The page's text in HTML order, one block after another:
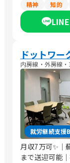
精神 知的
ドットワ
内房線・外房線
就労継続支援
月収7万可✨｜
まで送迎可能